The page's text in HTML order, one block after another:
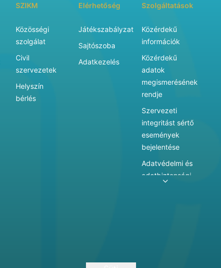
SZIKM
Közösségi
szolgálat
Civil
szervezetek
Helyszín
bérlés
Elérhetőség
Játékszabályzat
Sajtószoba
Adatkezelés
Szolgáltatások
Közérdekű
információk
Közérdekű
adatok
megismerésének
rendje
Szervezeti
integritást sértő
események
bejelentése
Adatvédelmi és
adatbiztonsági